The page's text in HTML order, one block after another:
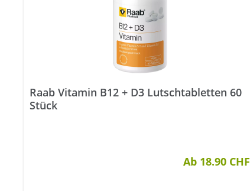
Raab Vitamin B12 + D3 Lutschtabletten 60
Stück
Ab 18.90 CHF